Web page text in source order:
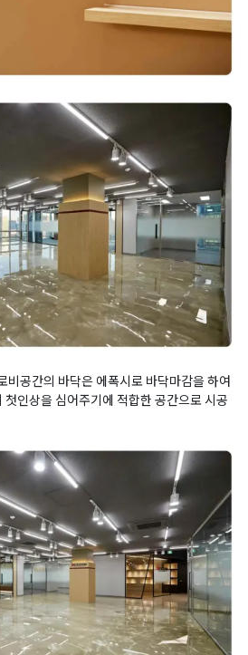
비공간의 바닥은 에폭시로 바닥마감을 하여
인상을 심어주기에 적합한 공간으로 시공